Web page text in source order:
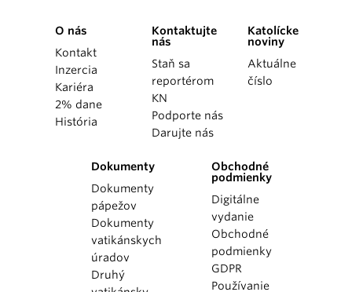
O nás
Kontakt
Inzercia
Kariéra
2% dane
História
Kontaktujte
nás
Staň sa
reportérom
KN
Podporte nás
Darujte nás
Katolícke
noviny
Aktuálne
číslo
Dokumenty
Dokumenty
pápežov
Dokumenty
vatikánskych
úradov
Druhý
Obchodné
podmienky
Digitálne
vydanie
Obchodné
podmienky
GDPR
Používanie